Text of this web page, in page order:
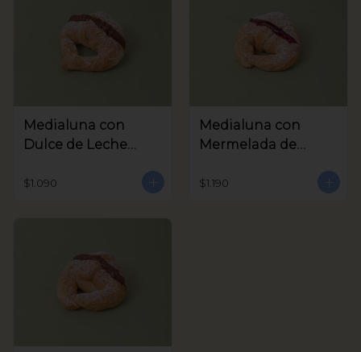
Medialuna con
Dulce de Leche
$1.090
Medialuna con
Mermelada de
$1.190